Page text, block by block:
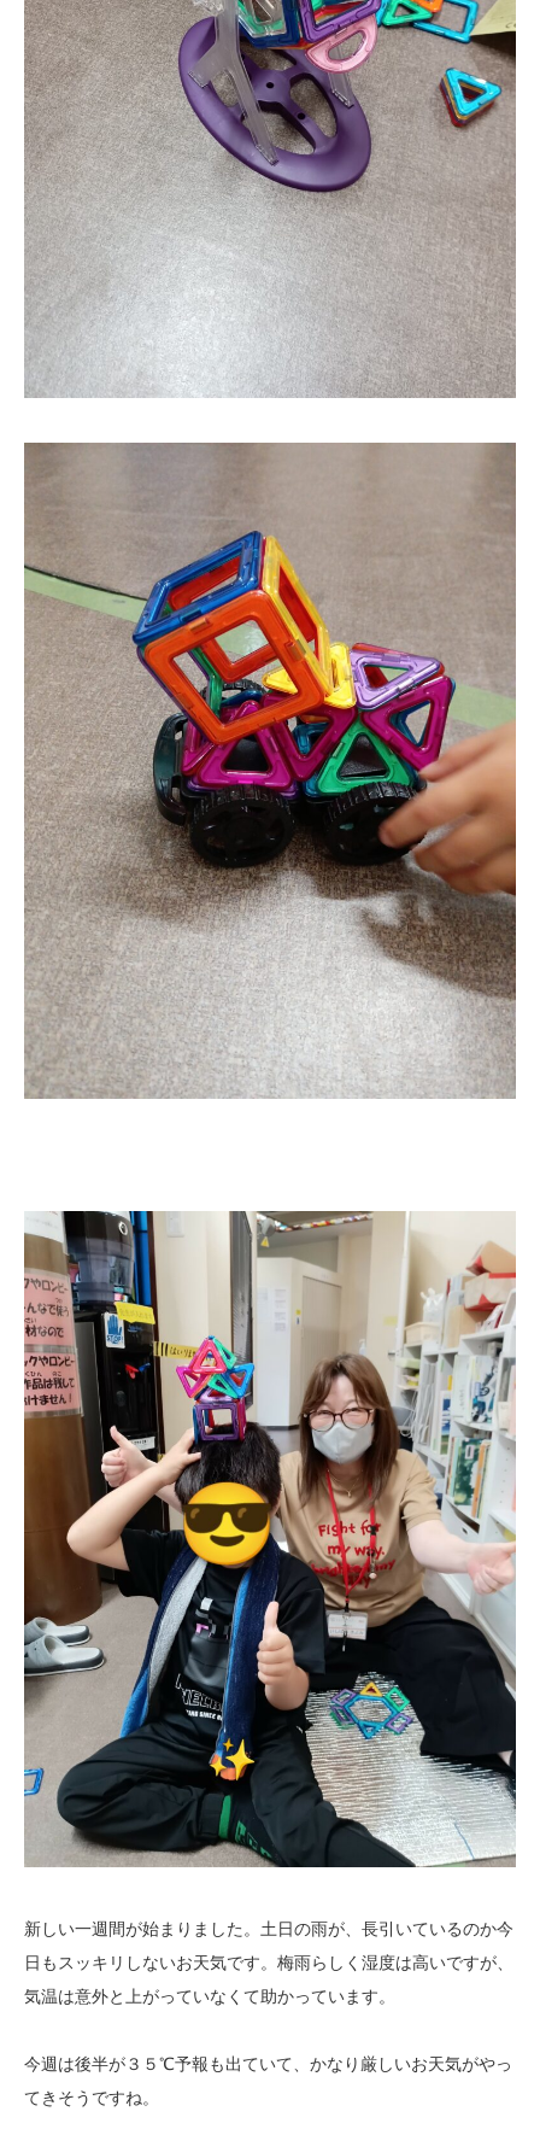
新しい一週間が始まりました。土日の雨が、長引いているのか今
日もスッキリしないお天気です。梅雨らしく湿度は高いですが、
気温は意外と上がっていなくて助かっています。
今週は後半が３５℃予報も出ていて、かなり厳しいお天気がやっ
てきそうですね。